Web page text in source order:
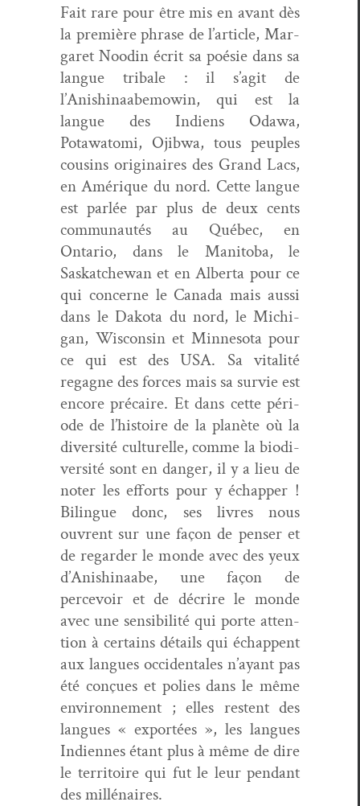
Fait rare pour être mis en avant dès
la pre­mière phrase de l’article, Mar­
garet Nood­in écrit sa poésie dans sa
langue trib­ale : il s’agit de
l’Anishinaabemowin, qui est la
langue des Indi­ens Odawa,
Potawato­mi, Ojib­wa, tous peu­ples
cousins orig­i­naires des Grand Lacs,
en Amérique du nord. Cette langue
est par­lée par plus de deux cents
com­mu­nautés au Québec, en
Ontario, dans le Man­i­to­ba, le
Saskatchewan et en Alber­ta pour ce
qui con­cerne le Cana­da mais aus­si
dans le Dako­ta du nord, le Michi­
gan, Wis­con­sin et Min­neso­ta pour
ce qui est des USA. Sa vital­ité
regagne des forces mais sa survie est
encore pré­caire. Et dans cette péri­
ode de l’histoire de la planète où la
diver­sité cul­turelle, comme la bio­di­
ver­sité sont en dan­ger, il y a lieu de
not­er les efforts pour y échap­per !
Bilingue donc, ses livres nous
ouvrent sur une façon de penser et
de regarder le monde avec des yeux
d’Anishinaabe, une façon de
percevoir et de décrire le monde
avec une sen­si­bil­ité qui porte atten­
tion à cer­tains détails qui échap­pent
aux langues occi­den­tales n’ayant pas
été conçues et polies dans le même
envi­ron­nement ; elles restent des
langues « exportées », les langues
Indi­ennes étant plus à même de dire
le ter­ri­toire qui fut le leur pen­dant
des millénaires.